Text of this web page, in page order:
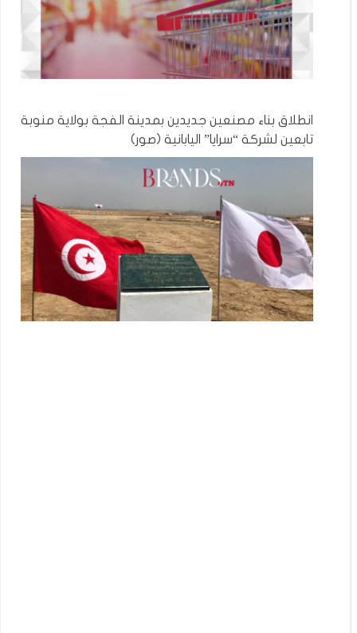
انطلاق بناء مصنعين جديدين بمدينة الفجة بولاية منوبة
تابعين لشركة “سرايا” اليابانية (صور)